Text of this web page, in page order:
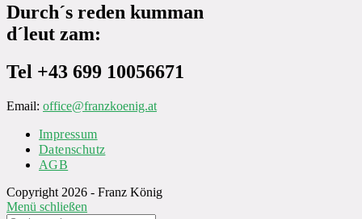
Durch´s reden kumman
d´leut zam:
Tel +43 699 10056671
Email: office@franzkoenig.at
Impressum
Datenschutz
AGB
Copyright 2026 - Franz König
Menü schließen